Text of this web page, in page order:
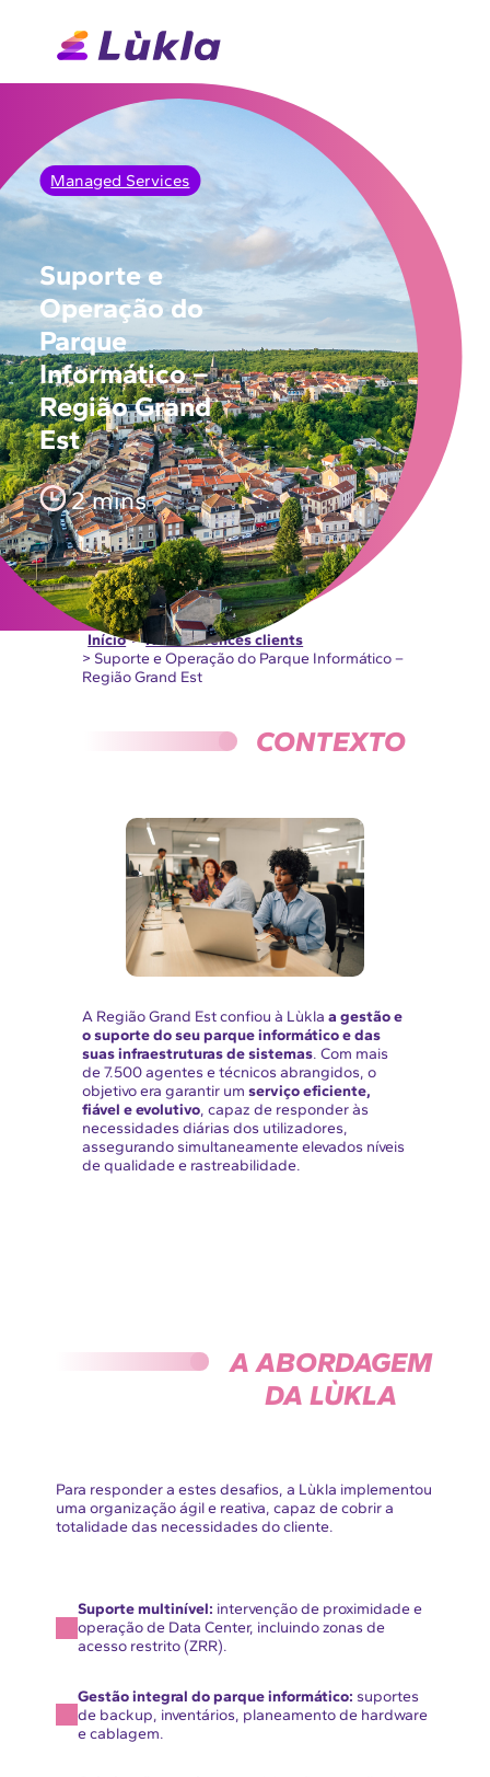
Managed Services
Suporte e
Operação do
Parque
Informático –
Região Grand
Est
2 mins
Início > Nos réferences clients
> Suporte e Operação do Parque Informático –
Região Grand Est
CONTEXTO
A Região Grand Est confiou à Lùklaa gestão e
o suporte do seu parque informático e das
suas infraestruturas de sistemas. Com mais
de 7.500 agentes e técnicos abrangidos, o
objetivo era garantir umserviço eficiente,
fiável e evolutivo, capaz de responder às
necessidades diárias dos utilizadores,
assegurando simultaneamente elevados níveis
de qualidade e rastreabilidade.
A ABORDAGEM
DA LÙKLA
Para responder a estes desafios, a Lùkla implementou
uma organização ágil e reativa, capaz de cobrir a
totalidade das necessidades do cliente.
Suporte multinível: intervenção de proximidade e
operação de Data Center, incluindo zonas de
acesso restrito (ZRR).
Gestão integral do parque informático: suportes
de backup, inventários, planeamento de hardware
e cablagem.